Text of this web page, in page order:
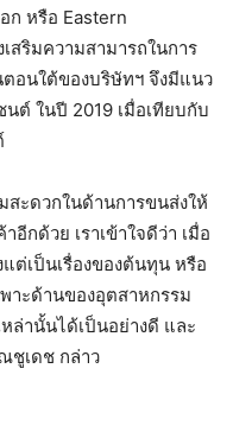
ก หรือ Eastern
สริมความสามารถในการ
อนใต้ของบริษัทฯ จึงมีแนว
นต์ ในปี 2019 เมื่อเทียบกับ
สะดวกในด้านการขนส่งให้
กด้วย เราเข้าใจดีว่า เมื่อ
ต่เป็นเรื่องของต้นทุน หรือ
าะด้านของอุตสาหกรรม
ล่านั้นได้เป็นอย่างดี และ
ชูเดช กล่าว